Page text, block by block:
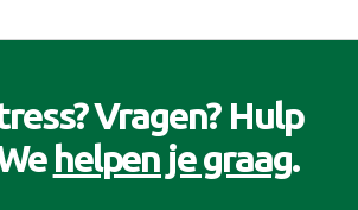
Vragen? Hulp
helpen je graag.